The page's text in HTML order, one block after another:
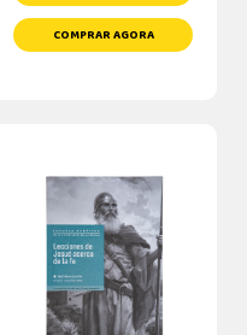
COMPRAR AGORA